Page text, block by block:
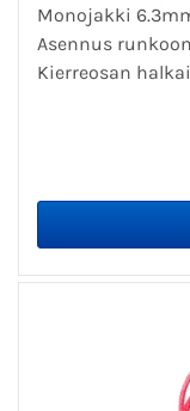
Monojakki
Asennus
Kierreosan